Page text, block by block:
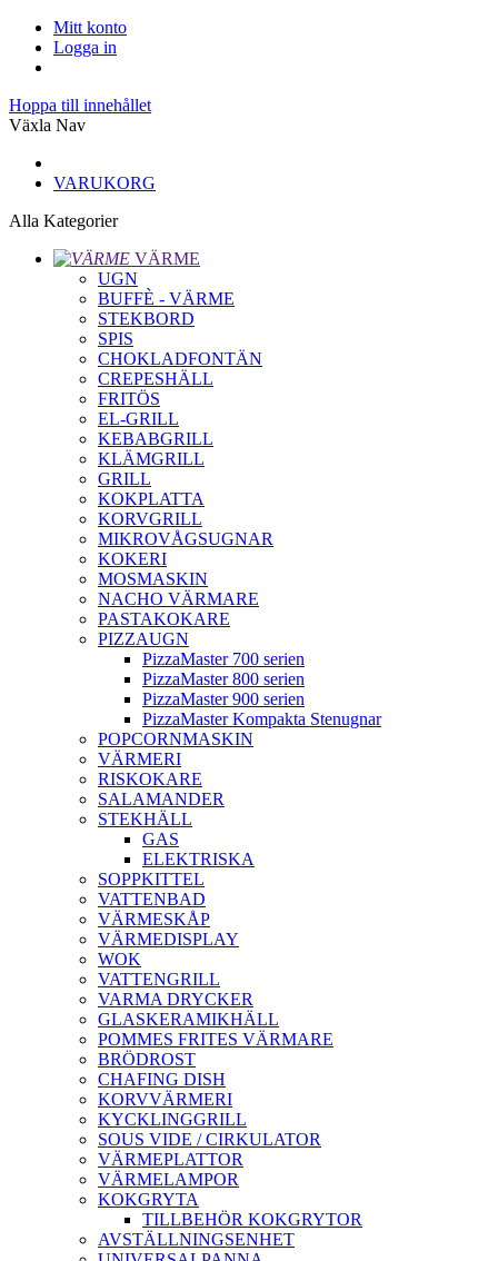
Mitt konto
Logga in
Hoppa till innehållet
Växla Nav
VARUKORG
Alla Kategorier
VÄRME
UGN
BUFFÈ - VÄRME
STEKBORD
SPIS
CHOKLADFONTÄN
CREPESHÄLL
FRITÖS
EL-GRILL
KEBABGRILL
KLÄMGRILL
GRILL
KOKPLATTA
KORVGRILL
MIKROVÅGSUGNAR
KOKERI
MOSMASKIN
NACHO VÄRMARE
PASTAKOKARE
PIZZAUGN
PizzaMaster 700 serien
PizzaMaster 800 serien
PizzaMaster 900 serien
PizzaMaster Kompakta Stenugnar
POPCORNMASKIN
VÄRMERI
RISKOKARE
SALAMANDER
STEKHÄLL
GAS
ELEKTRISKA
SOPPKITTEL
VATTENBAD
VÄRMESKÅP
VÄRMEDISPLAY
WOK
VATTENGRILL
VARMA DRYCKER
GLASKERAMIKHÄLL
POMMES FRITES VÄRMARE
BRÖDROST
CHAFING DISH
KORVVÄRMERI
KYCKLINGGRILL
SOUS VIDE / CIRKULATOR
VÄRMEPLATTOR
VÄRMELAMPOR
KOKGRYTA
TILLBEHÖR KOKGRYTOR
AVSTÄLLNINGSENHET